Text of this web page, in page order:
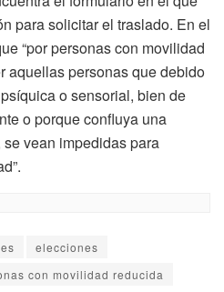
para solicitar el traslado. En el
“por personas con movilidad
aquellas personas que debido
o sensorial, bien de
o porque confluya una
vean impedidas para
elecciones
con movilidad reducida